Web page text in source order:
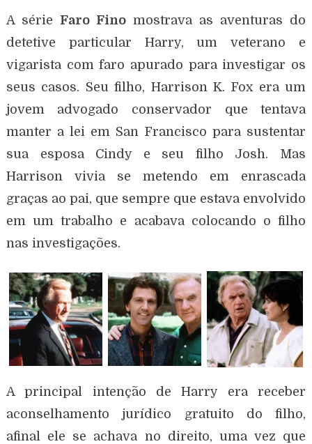
A série Faro Fino mostrava as aventuras do
detetive particular Harry, um veterano e
vigarista com faro apurado para investigar os
seus casos. Seu filho, Harrison K. Fox era um
jovem advogado conservador que tentava
manter a lei em San Francisco para sustentar
sua esposa Cindy e seu filho Josh. Mas
Harrison vivia se metendo em enrascada
graças ao pai, que sempre que estava envolvido
em um trabalho e acabava colocando o filho
nas investigações.
A principal intenção de Harry era receber
aconselhamento jurídico gratuito do filho,
afinal ele se achava no direito, uma vez que